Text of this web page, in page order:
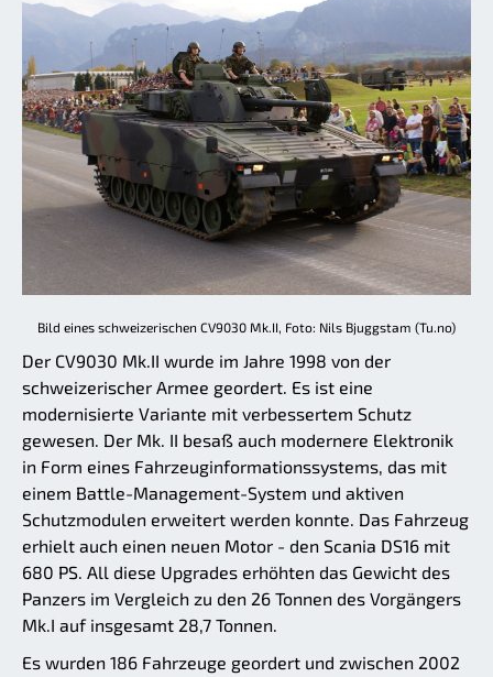
Bild eines schweizerischen CV9030 Mk.II, Foto: Nils Bjuggstam (Tu.no)
Der CV9030 Mk.II wurde im Jahre 1998 von der
schweizerischer Armee geordert. Es ist eine
modernisierte Variante mit verbessertem Schutz
gewesen. Der Mk. II besaß auch modernere Elektronik
in Form eines Fahrzeuginformationssystems, das mit
einem Battle-Management-System und aktiven
Schutzmodulen erweitert werden konnte. Das Fahrzeug
erhielt auch einen neuen Motor - den Scania DS16 mit
680 PS. All diese Upgrades erhöhten das Gewicht des
Panzers im Vergleich zu den 26 Tonnen des Vorgängers
Mk.I auf insgesamt 28,7 Tonnen.
Es wurden 186 Fahrzeuge geordert und zwischen 2002